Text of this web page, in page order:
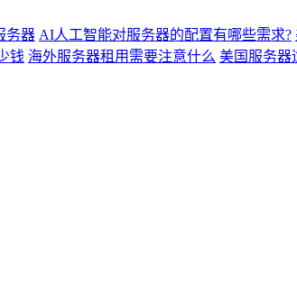
务器 AI人工智能对服务器的配置有哪些需求?
钱 海外服务器租用需要注意什么 美国服务器